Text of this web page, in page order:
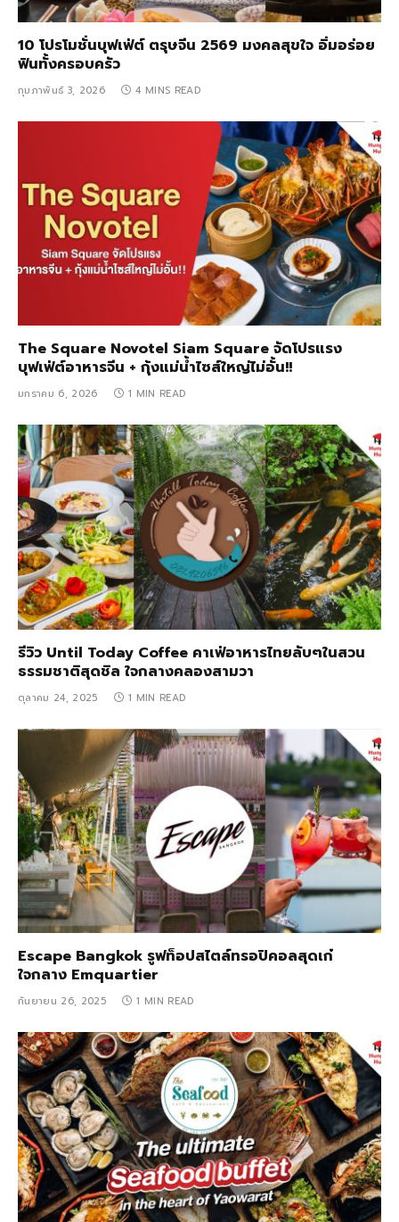
10 โปรโมชั่นบุฟเฟ่ต์ ตรุษจีน 2569 มงคลสุขใจ อิ่มอร่อย
ฟินทั้งครอบครัว
กุมภาพันธ์ 3, 2026 4 MINS READ
The Square Novotel Siam Square จัดโปรแรง
บุฟเฟ่ต์อาหารจีน + กุ้งแม่น้ำไซส์ใหญ่ไม่อั้น!!
มกราคม 6, 2026 1 MIN READ
รีวิว Until Today Coffee คาเฟ่อาหารไทยลับๆในสวน
ธรรมชาติสุดชิล ใจกลางคลองสามวา
ตุลาคม 24, 2025 1 MIN READ
Escape Bangkok รูฟท็อปสไตล์ทรอปิคอลสุดเก๋
ใจกลาง Emquartier
กันยายน 26, 2025 1 MIN READ